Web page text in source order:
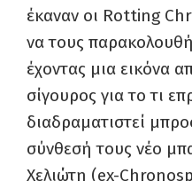
έκαναν οι Rotting
να τους
έχοντας μια εικόνα
σίγουρος για το τι
διαδραματιστεί
σύνθεσή τους νέο
Χελιώτη (ex-